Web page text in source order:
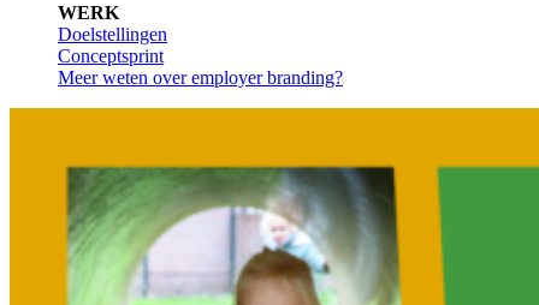
WERK
Doelstellingen
Conceptsprint
Meer weten over employer branding?